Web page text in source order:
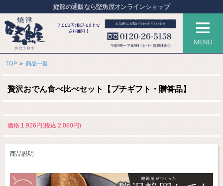
鰹節の通販なら堅魚屋オンラインショップ
TOP > 商品一覧
贅沢おでん食べ比べセット【プチギフト・贈答品】
価格:1,926円(税込 2,080円)
商品説明